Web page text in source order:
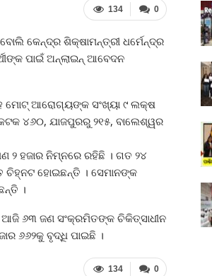
0
134
କେନ୍ଦ୍ର ଶିକ୍ଷାମନ୍ତ୍ରୀ ଧର୍ମେନ୍ଦ୍ର
ପାଇଁ ଅନ୍‍ଲାଇନ୍‍ ଆବେଦନ
ମୋଟ୍‍ ଆରୋଗ୍ୟଙ୍କ ସଂଖ୍ୟା ୯ ଲକ୍ଷ
୪୬୦, ଯାଜପୁରରୁ ୨୧୫, ବାଲେଶ୍ୱର
୨ ହଜାର ନିମ୍ନରେ ରହିଛି । ଗତ ୨୪
ଚିହ୍ନଟ ହୋଇଛନ୍ତି । ସେମାନଙ୍କ
।
ଆଜି ୬୩ ଜଣ ସଂକ୍ରମିତଙ୍କ ଚିକିତ୍ସାଧୀନ
୬୬୨କୁ ବୃଦ୍ଧି ପାଇଛି ।
0
134